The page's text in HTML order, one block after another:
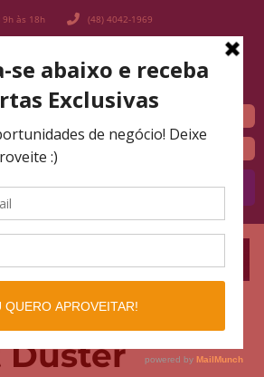
9h às 18h (48) 4042-1969
Buscar
Duster